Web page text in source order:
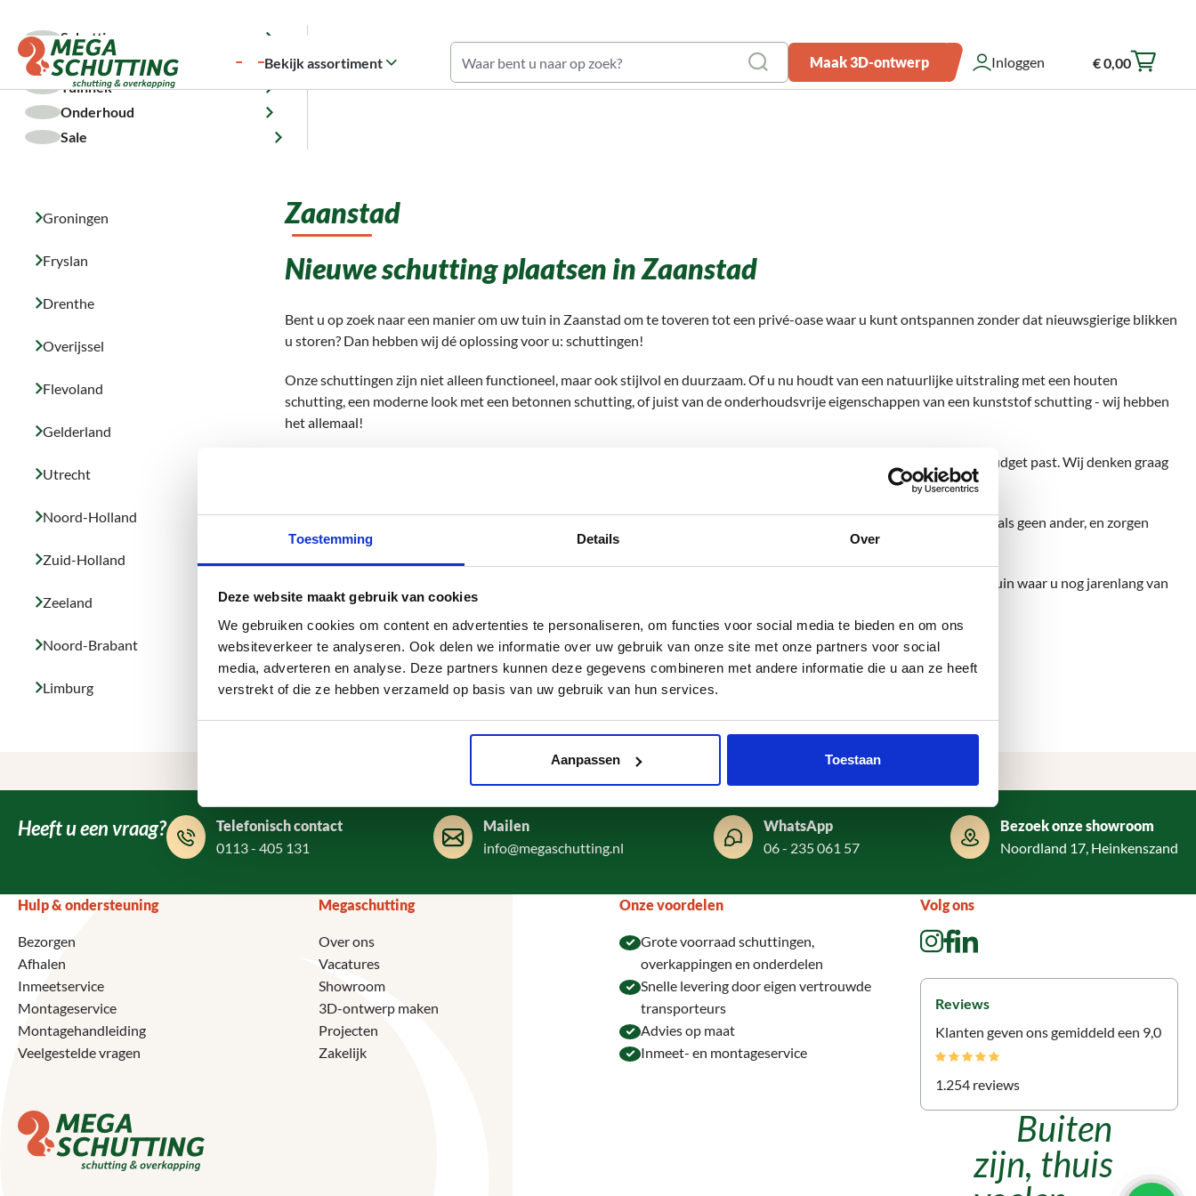
Toestemming Details Over
Deze website maakt gebruik van cookies
We gebruiken cookies om content en advertenties te personaliseren, om functies voor social media te bieden en om ons
websiteverkeer te analyseren. Ook delen we informatie over uw gebruik van onze site met onze partners voor social
media, adverteren en analyse. Deze partners kunnen deze gegevens combineren met andere informatie die u aan ze heeft
verstrekt of die ze hebben verzameld op basis van uw gebruik van hun services.
Aanpassen Toestaan
Bekijk assortiment Maak 3D-ontwerp Inloggen € 0,00
Schutting
Overkapping
Tuinhek
Onderhoud
Sale
Home Regio Zaanstad
Groningen
Fryslan
Drenthe
Overijssel
Flevoland
Gelderland
Utrecht
Noord-Holland
Zuid-Holland
Zeeland
Noord-Brabant
Limburg
Zaanstad
Nieuwe schutting plaatsen in Zaanstad
Bent u op zoek naar een manier om uw tuin in Zaanstad om te toveren tot een privé-oase waar u kunt ontspannen zonder dat nieuwsgierige blikken
u storen? Dan hebben wij dé oplossing voor u: schuttingen!
Onze schuttingen zijn niet alleen functioneel, maar ook stijlvol en duurzaam. Of u nu houdt van een natuurlijke uitstraling met een houten
schutting, een moderne look met een betonnen schutting, of juist van de onderhoudsvrije eigenschappen van een kunststof schutting - wij hebben
het allemaal!
Ons team van professionals staat voor u klaar om uw tuin te voorzien van een schutting die perfect bij uw smaak en budget past. Wij denken graag
Als u in Zaanstad woont, dan bent u bij ons aan het juiste adres. Wij kennen de lokale omstandigheden en regelgeving als geen ander, en zorgen
ervoor dat uw schutting niet alleen mooi en functioneel is, maar ook vakkundig geplaatst wordt.
Dus, waar wacht u nog op? Neem contact met ons op en ontdek wat wij voor u kunnen betekenen. Wij beloven u een tuin waar u nog jarenlang van
kunt genieten!
Heeft u een vraag?
Telefonisch contact
0113 - 405 131
Mailen
info@megaschutting.nl
WhatsApp
06 - 235 061 57
Bezoek onze showroom
Noordland 17, Heinkenszand
Hulp & ondersteuning
Bezorgen
Afhalen
Inmeetservice
Montageservice
Montagehandleiding
Veelgestelde vragen
Megaschutting
Over ons
Vacatures
Showroom
3D-ontwerp maken
Projecten
Zakelijk
Onze voordelen
Grote voorraad schuttingen,
overkappingen en onderdelen
Snelle levering door eigen vertrouwde
transporteurs
Advies op maat
Inmeet- en montageservice
Volg ons
Reviews
Klanten geven ons gemiddeld een 9,0
1.254 reviews
Buiten
zijn, thuis